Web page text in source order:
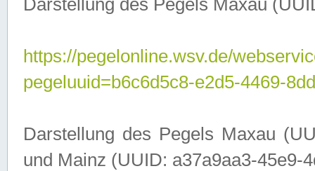
Darstellung des Pegels Maxau
https://pegelonline.wsv.de/
pegeluuid=b6c6d5c8-e2d5-4469-
Darstellung des Pegels Maxau
und Mainz (UUID: a37a9aa3-45e9-